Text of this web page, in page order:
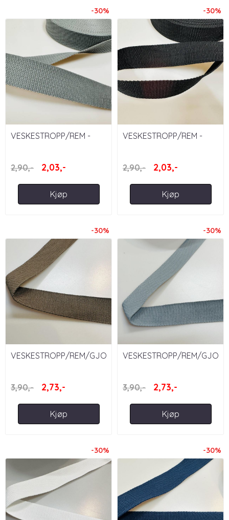
-30%
VESKESTROPP/REM -
2,90,-
2,03,-
Kjøp
-30%
VESKESTROPP/REM -
2,90,-
2,03,-
Kjøp
-30%
VESKESTROPP/REM/GJORDEBÅND/WEBBING
3,90,-
2,73,-
Kjøp
-30%
VESKESTROPP/REM/
3,90,-
2,73,-
Kjøp
-30% -30%